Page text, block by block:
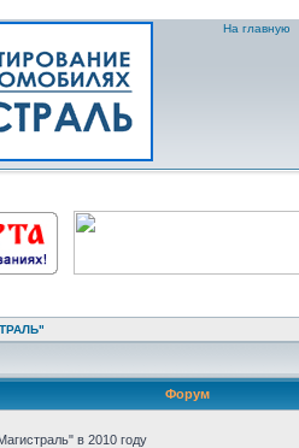
На главную
Форум
в 2010 году